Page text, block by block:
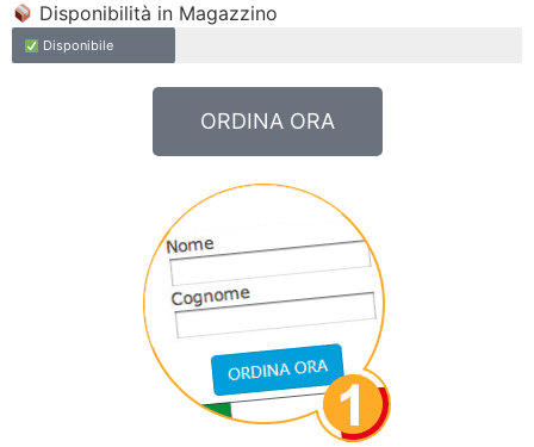
Disponibilità in Magazzino
Disponibile
ORDINA ORA